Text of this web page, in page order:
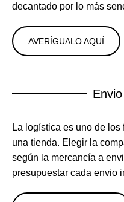
decantado por lo más
AVERÍGUALO AQUÍ
La logística es uno de
una tienda. Elegir la
según la mercancía a
presupuestar cada envio